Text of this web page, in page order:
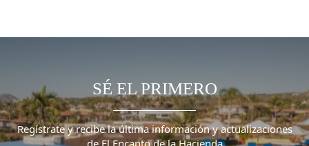
SÉ EL PRIMERO
Regístrate y recibe la última información y actualizaciones
de El Encanto de la Hacienda